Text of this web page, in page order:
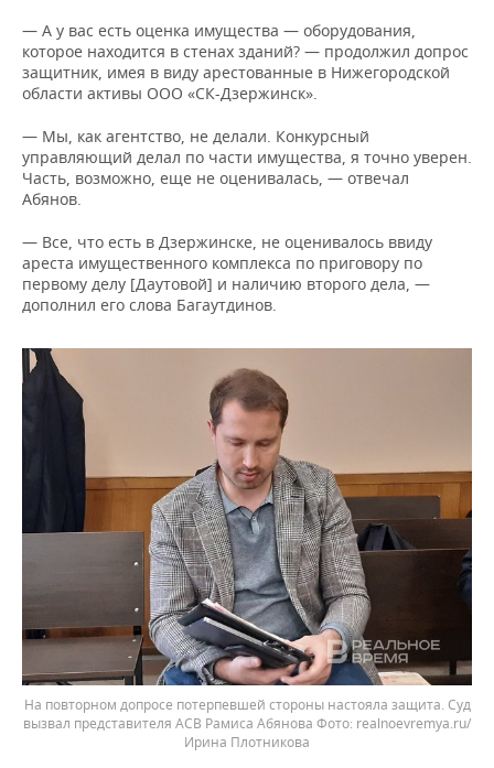
— А у вас есть оценка имущества — оборудования,
которое находится в стенах зданий? — продолжил допрос
защитник, имея в виду арестованные в Нижегородской
области активы ООО «СК-Дзержинск».
— Мы, как агентство, не делали. Конкурсный
управляющий делал по части имущества, я точно уверен.
Часть, возможно, еще не оценивалась, — отвечал
Абянов.
— Все, что есть в Дзержинске, не оценивалось ввиду
ареста имущественного комплекса по приговору по
первому делу [Даутовой] и наличию второго дела, —
дополнил его слова Багаутдинов.
На повторном допросе потерпевшей стороны настояла защита. Суд
вызвал представителя АСВ Рамиса Абянова
realnoevremya.ru/
Ирина Плотникова